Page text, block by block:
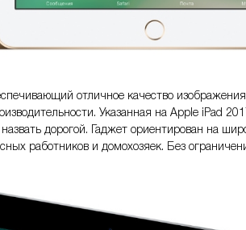
отличное качество
Указанная на Apple iPad
дорогой. Гаджет ориентирован на
работников и домохозяек. Без